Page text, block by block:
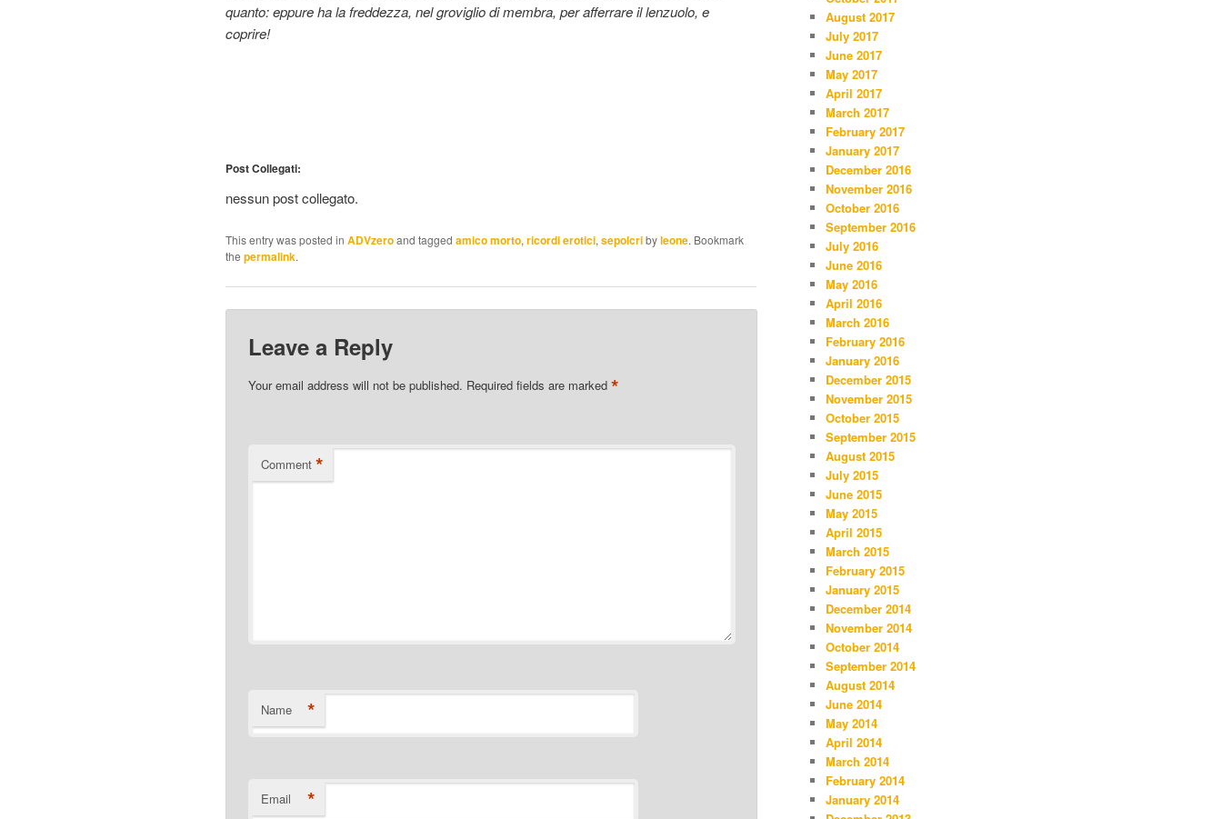
quanto: eppure ha la freddezza, nel groviglio di membra, per afferrare il lenzuolo, e
coprire!
Post Collegati:
nessun post collegato.
This entry was posted in ADVzeroand tagged amico morto, ricordi erotici, sepolcribyleone. Bookmark
the permalink.
Leave a Reply
Your email address will not be published. Required fields are marked*
Comment *
Name *
Email *
August 2017
July 2017
June 2017
May 2017
April 2017
March 2017
February 2017
January 2017
December 2016
November 2016
October 2016
September 2016
July 2016
June 2016
May 2016
April 2016
March 2016
February 2016
January 2016
December 2015
November 2015
October 2015
September 2015
August 2015
July 2015
June 2015
May 2015
April 2015
March 2015
February 2015
January 2015
December 2014
November 2014
October 2014
September 2014
August 2014
June 2014
May 2014
April 2014
March 2014
February 2014
January 2014